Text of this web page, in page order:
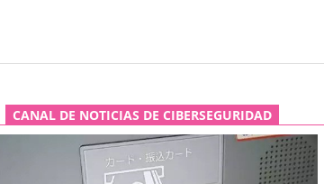
CANAL DE NOTICIAS DE CIBERSEGURIDAD